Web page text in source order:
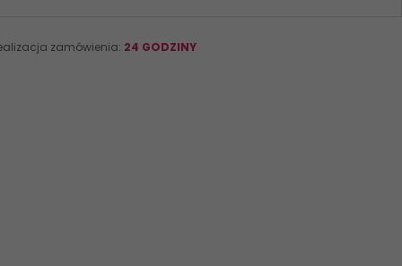
zamówienia: 24 GODZINY